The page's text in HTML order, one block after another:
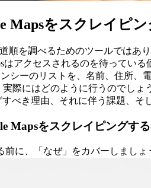
Mapsをスクレイピ
道順を調べるためのツールでは
はアクセスされるのを待ってい
シーのリストを、名前、住所、
際にはどのように行うのでし
すべき理由、それに伴う課題、
Mapsをスクレイピングす
前に、「なぜ」をカバーしまし